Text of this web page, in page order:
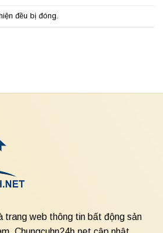
đều bị đóng.
trang web thông tin bất động sản